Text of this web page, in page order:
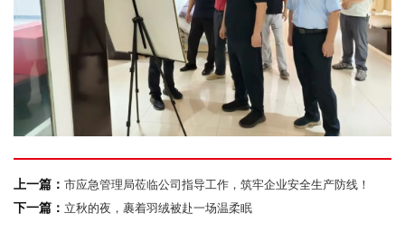
上一篇： 市应急管理局莅临公司指导工作，筑牢企业安全生产防线！
下一篇： 立秋的夜，裹着羽绒被赴一场温柔眠
立即提交